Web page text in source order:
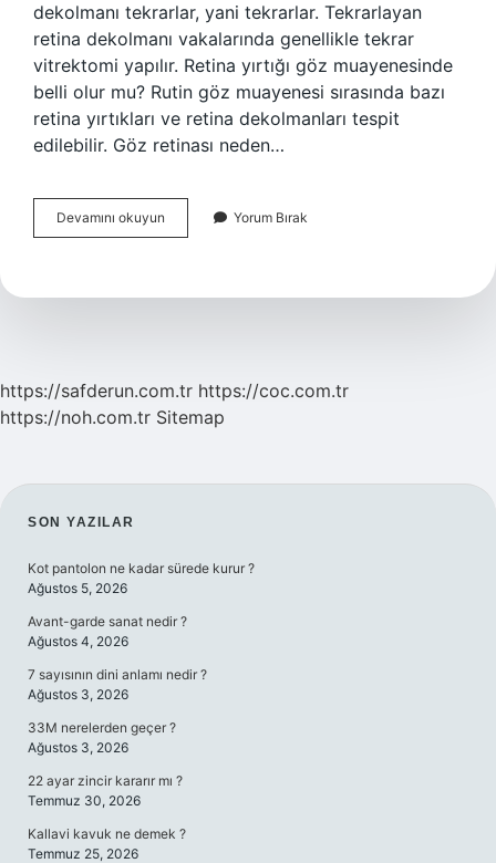
dekolmanı tekrarlar, yani tekrarlar. Tekrarlayan
retina dekolmanı vakalarında genellikle tekrar
vitrektomi yapılır. Retina yırtığı göz muayenesinde
belli olur mu? Rutin göz muayenesi sırasında bazı
retina yırtıkları ve retina dekolmanları tespit
edilebilir. Göz retinası neden…
Devamını okuyun
Yırtılması
Görür
Yorum Bırak
https://safderun.com.tr https://coc.com.tr
https://noh.com.tr Sitemap
SIDEBAR
SON YAZILAR
Kot pantolon ne kadar sürede kurur ?
Ağustos 5, 2026
Avant-garde sanat nedir ?
Ağustos 4, 2026
7 sayısının dini anlamı nedir ?
Ağustos 3, 2026
33M nerelerden geçer ?
Ağustos 3, 2026
22 ayar zincir kararır mı ?
Temmuz 30, 2026
Kallavi kavuk ne demek ?
Temmuz 25, 2026